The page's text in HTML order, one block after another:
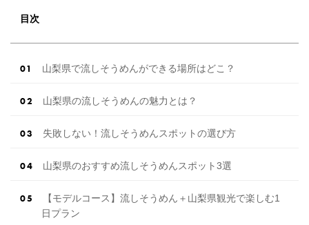
目次
山梨県で流しそうめんができる場所はどこ？
山梨県の流しそうめんの魅力とは？
失敗しない！流しそうめんスポットの選び方
山梨県のおすすめ流しそうめんスポット3選
【モデルコース】流しそうめん＋山梨県観光で楽しむ1
日プラン